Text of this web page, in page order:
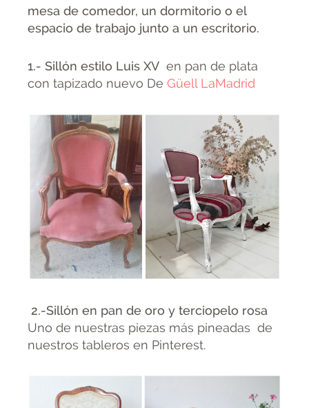
mesa de comedor, un dormitorio o el
espacio de trabajo junto a un escritorio.
1.- Sillón estilo Luis XV en pan de plata
con tapizado nuevo De Güell LaMadrid
2.-Sillón en pan de oro y terciopelo rosa
Uno de nuestras piezas más pineadas de
nuestros tableros en Pinterest.